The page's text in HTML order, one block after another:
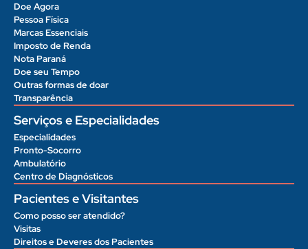
Doe Agora
Pessoa Física
Marcas Essenciais
Imposto de Renda
Nota Paraná
Doe seu Tempo
Outras formas de doar
Transparência
Serviços e Especialidades
Especialidades
Pronto-Socorro
Ambulatório
Centro de Diagnósticos
Pacientes e Visitantes
Como posso ser atendido?
Visitas
Direitos e Deveres dos Pacientes